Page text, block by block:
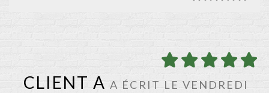
CLIENT A A ÉCRIT LE VENDREDI